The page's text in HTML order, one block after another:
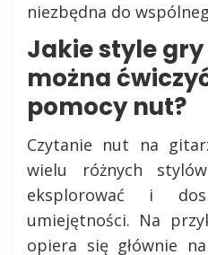
niezbędna do
Jakie style
można
pomocy nut?
Czytanie nut na
wielu różnych
eksplorować i
umiejętności. Na
opiera się głównie